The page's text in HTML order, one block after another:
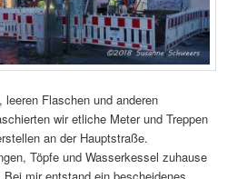
Flaschen und anderen
wir etliche Meter und Treppen
an der Hauptstraße.
Töpfe und Wasserkessel zuhause
mir entstand ein bescheidenes